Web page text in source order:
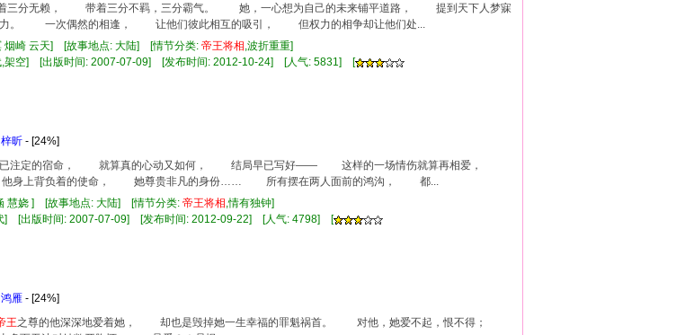
分无赖， 带着三分不羁，三分霸气。 她，一心想为自己的未来铺平道路， 提到天下人梦寐
力。 一次偶然的相逢， 让他们彼此相互的吸引， 但权力的相争却让他们处...
烟崎 云天] [故事地点: 大陆] [情节分类: 帝王将相,波折重重]
,架空] [出版时间: 2007-07-09] [发布时间: 2012-10-24] [人气: 5831] [
梓昕 - [24%]
注定的宿命， 就算真的心动又如何， 结局早已写好—— 这样的一场情伤就算再相爱，
他身上背负着的使命， 她尊贵非凡的身份…… 所有摆在两人面前的鸿沟， 都...
慧娆 ] [故事地点: 大陆] [情节分类: 帝王将相,情有独钟]
] [出版时间: 2007-07-09] [发布时间: 2012-09-22] [人气: 4798] [
鸿雁 - [24%]
王之尊的他深深地爱着她， 却也是毁掉她一生幸福的罪魁祸首。 对他，她爱不起，恨不得；